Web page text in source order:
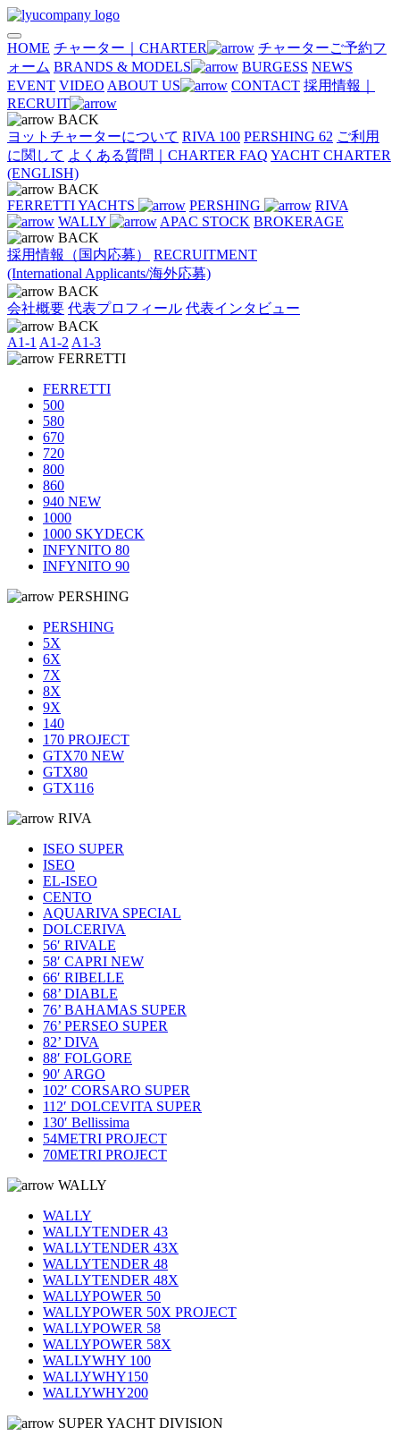
HOME チャーター｜CHARTER
チャーターご予約フ
ォーム BRANDS & MODELS BURGESS NEWS
EVENT VIDEO ABOUT US CONTACT 採用情報｜
RECRUIT
BACK
ヨットチャーターについて RIVA 100 PERSHING 62 ご利用
に関して よくある質問｜CHARTER FAQ YACHT CHARTER
(ENGLISH)
BACK
FERRETTI YACHTS
PERSHING
RIVA
WALLY
APAC STOCK BROKERAGE
BACK
採用情報（国内応募）
RECRUITMENT
(International Applicants/海外応募)
BACK
会社概要 代表プロフィール 代表インタビュー
BACK
A1-1 A1-2 A1-3
FERRETTI
FERRETTI
500
580
670
720
800
860
940 NEW
1000
1000 SKYDECK
INFYNITO 80
INFYNITO 90
PERSHING
PERSHING
5X
6X
7X
8X
9X
140
170 PROJECT
GTX70 NEW
GTX80
GTX116
RIVA
ISEO SUPER
ISEO
EL-ISEO
CENTO
AQUARIVA SPECIAL
DOLCERIVA
56′ RIVALE
58′ CAPRI NEW
66′ RIBELLE
68’ DIABLE
76’ BAHAMAS SUPER
76’ PERSEO SUPER
82’ DIVA
88′ FOLGORE
90′ ARGO
102′ CORSARO SUPER
112′ DOLCEVITA SUPER
130′ Bellissima
54METRI PROJECT
70METRI PROJECT
WALLY
WALLY
WALLYTENDER 43
WALLYTENDER 43X
WALLYTENDER 48
WALLYTENDER 48X
WALLYPOWER 50
WALLYPOWER 50X PROJECT
WALLYPOWER 58
WALLYPOWER 58X
WALLYWHY 100
WALLYWHY150
WALLYWHY200
SUPER YACHT DIVISION